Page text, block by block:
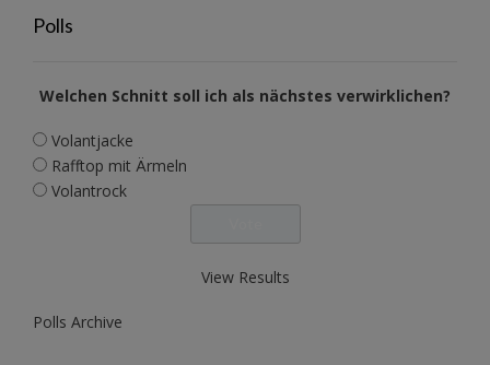
Polls
Welchen Schnitt soll ich als nächstes verwirklichen?
Volantjacke
Rafftop mit Ärmeln
Volantrock
View Results
Polls Archive